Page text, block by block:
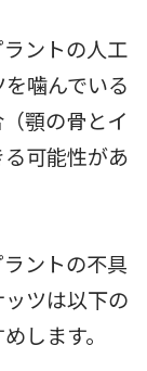
ントの人工
噛んでいる
顎の骨とイ
可能性があ
ントの不具
ツは以下の
します。